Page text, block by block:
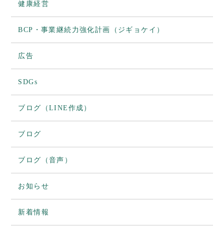
健康経営
BCP・事業継続力強化計画（ジギョケイ）
広告
SDGs
ブログ（LINE作成）
ブログ
ブログ（音声）
お知らせ
新着情報